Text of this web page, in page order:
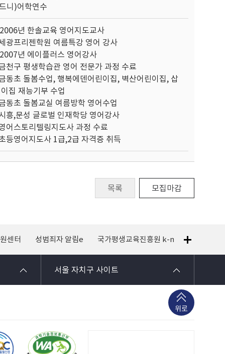
니)어학연수
년 한솔교육 영어지도교사
광프리젠학원 여름특강 영어 강사
년 에이플러스 영어강사
천구 평생학습관 영어 전문가 과정 수료
동초 돌봄수업, 행복에덴어린이집, 벽산어린이집, 삽
집 재능기부 수업
동초 돌봄교실 여름방학 영어수업
흥,문성 글로벌 인재학당 영어강사
어스토리텔링지도사 과정 수료
등영어지도사 1급,2급 자격증 취득
목록 모집마감
센터 성범죄자 알림e 국가평생교육진흥원 k-mooc
서울 자치구 사이트
위로